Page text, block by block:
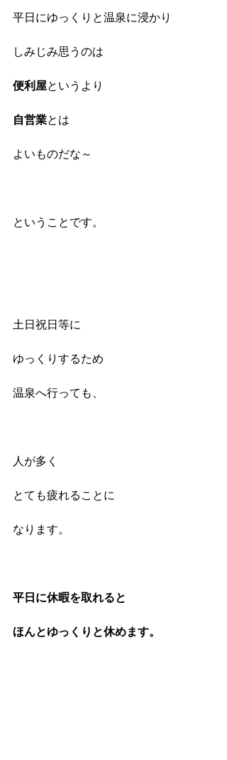
平日にゆっくりと温泉に浸かり
しみじみ思うのは
便利屋というより
自営業とは
よいものだな～
ということです。
土日祝日等に
ゆっくりするため
温泉へ行っても、
人が多く
とても疲れることに
なります。
平日に休暇を取れると
ほんとゆっくりと休めます。